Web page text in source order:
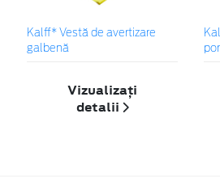
Kalff* Vestă de avertizare
galbenă
Vizualizați
detalii